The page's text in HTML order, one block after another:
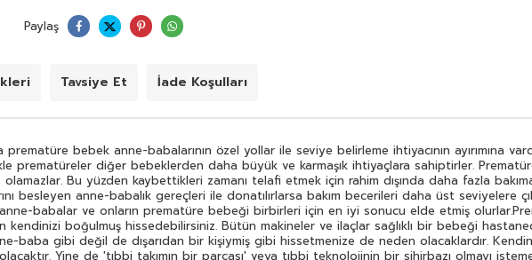
ayı boyunca yüksek teknolojili tıbbi bakım yüzünden
kendinizi boğulmuş hissedebilirsiniz. Bütün makineler ve
sizin kendinizi anne-baba gibi değil de dışarıdan bir
olmayı istemeyeceğiniz zamanlar olacaktır. Bebeğiniz için
sadece en iyi anne veya baba olmayı istediğiniz zamanlar
olacaktır. Tıbbi takım bebeğinizin fiziki ihtiyaçlarının
bakımını yaparken bebeğinizin yaşama çabasını
oluşturmak sizin göreviniz olacaktır. 'Yaşama çabası'
sadece kilo alarak ve boy atarak gelişme anlamına gelmez
bu fiziki zihni ve duygusal gelişimi de ifade eder.
Paylaş
Tavsiye Et İade Koşulları
bebek anne-babalarının özel yollar ile seviye belirleme ihtiyacının ayırımına
prematüreler diğer bebeklerden daha büyük ve karmaşık ihtiyaçlara sahiptirler.
Bu yüzden kaybettikleri zamanı telafi etmek için rahim dışında daha fazla
besleyen anne-babalık gereçleri ile donatılırlarsa bakım becerileri daha üst seviyelere
babalar ve onların prematüre bebeği birbirleri için en iyi sonucu elde etmiş
boğulmuş hissedebilirsiniz. Bütün makineler ve ilaçlar sağlıklı bir bebeği
baba gibi değil de dışarıdan bir kişiymiş gibi hissetmenize de neden olacaklardır.
Yine de 'tıbbi takımın bir parçası' veya tıbbi teknolojinin bir sihirbazı olmayı